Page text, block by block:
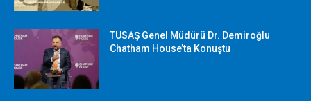
TUSAŞ Genel Müdürü Dr. Demiroğlu
Chatham House’ta Konuştu